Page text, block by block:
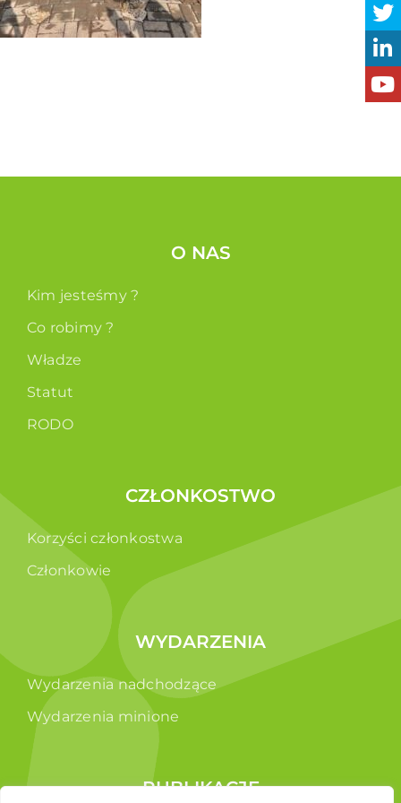
O NAS
Kim jesteśmy ?
Co robimy ?
Władze
Statut
RODO
CZŁONKOSTWO
Korzyści członkostwa
Członkowie
WYDARZENIA
Wydarzenia nadchodzące
Wydarzenia minione
PUBLIKACJE